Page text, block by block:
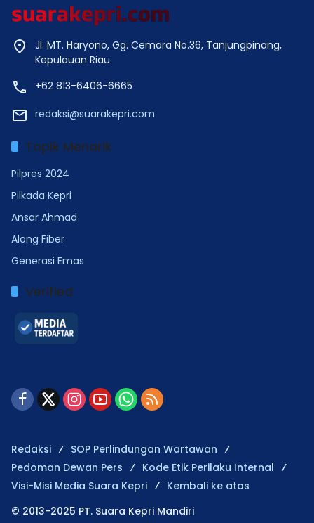
Jl. MT. Haryono, Gg. Cemara No.36, Tanjungpinang,
Kepulauan Riau
+62 813-6406-6665
redaksi@suarakepri.com
Topik Menarik
Pilpres 2024
Pilkada Kepri
Ansar Ahmad
Along Fiber
Generasi Emas
Verified
Redaksi
SOP Perlindungan Wartawan
Pedoman Dewan Pers
Kode Etik Perilaku Internal
Visi-Misi Media Suara Kepri
Kembali ke atas
© 2013-2025 PT. Suara Kepri Mandiri